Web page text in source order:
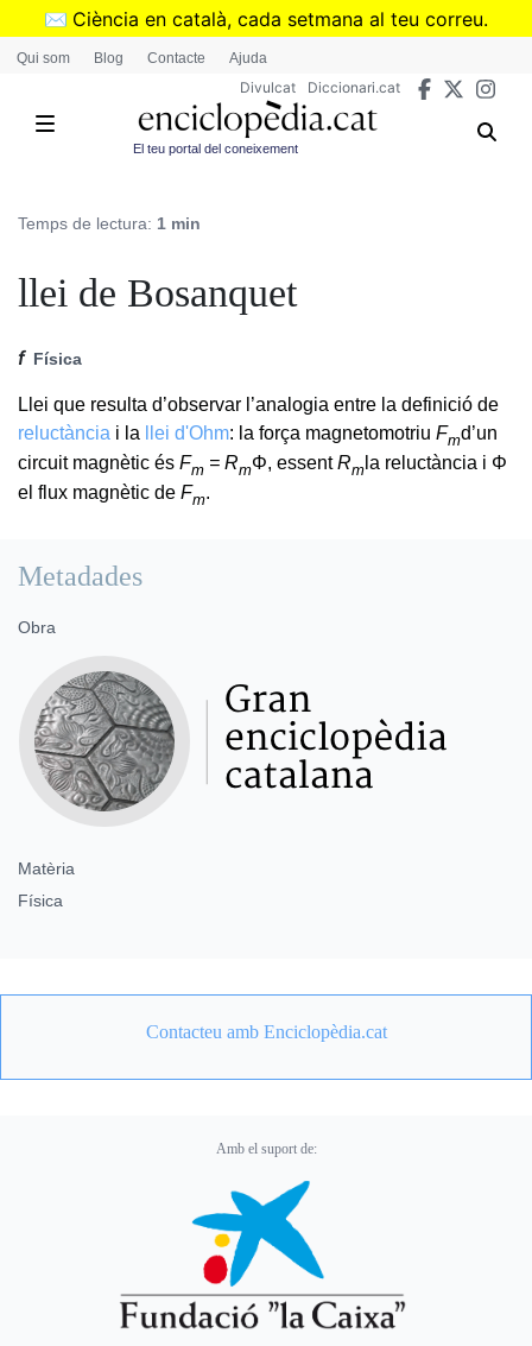
Vés
✉️ Ciència en català, cada setmana al teu correu.
➜Subscriu-te al butlletí de Divulcat
Qui som Blog Contacte Ajuda
Divulcat Diccionari.cat
El teu portal del coneixement
Temps de lectura: 1 min
llei de Bosanquet
f Física
Llei que resulta d’observar l’analogia entre la definició de
reluctància i la llei d'Ohm: la força magnetomotriu Fmd’un
circuit magnètic és Fm = RmΦ, essentRm la reluctància i Φ
el flux magnètic de Fm.
Metadades
Obra
Matèria
Física
Contacteu amb Enciclopèdia.cat
Amb el suport de: